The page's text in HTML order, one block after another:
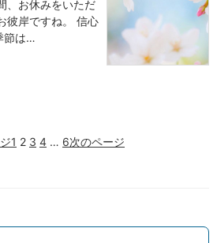
、お休みをいただ
彼岸ですね。 信心
節は…
1 2 3 4 … 6次のページ